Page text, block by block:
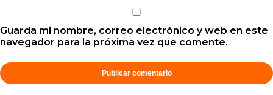
Guarda mi nombre, correo electrónico y web en este
navegador para la próxima vez que comente.